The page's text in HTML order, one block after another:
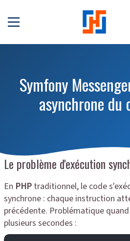
Symfony
asynchrone du
Le problème d'exécution
En PHPtraditionnel, le code
synchrone : chaque instruction
précédente. Problématique
plusieurs secondes :